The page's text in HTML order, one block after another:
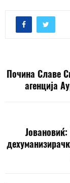
Почина Славе
агенција
Јовановиќ: